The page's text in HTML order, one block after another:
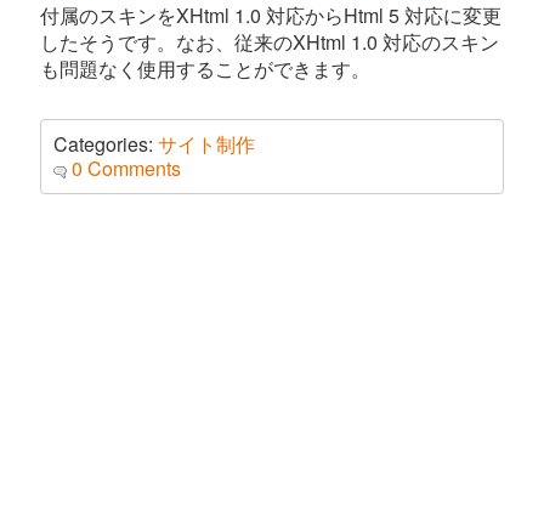
付属のスキンをXHtml 1.0 対応からHtml 5 対応に変更
したそうです。なお、従来のXHtml 1.0 対応のスキン
も問題なく使用することができます。
Categories: サイト制作
0 Comments